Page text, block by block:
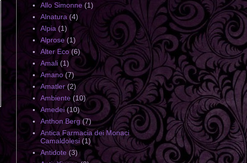
Allo Simonne (1)
Alnatura (4)
Alpia (1)
Alprose (1)
Alter Eco (6)
Amali (1)
Amano (7)
Amatler (2)
Ambiente (10)
Amedei (10)
Anthon Berg (7)
Antica Farmacia dei Monaci
Camaldolesi (1)
Antidote (3)